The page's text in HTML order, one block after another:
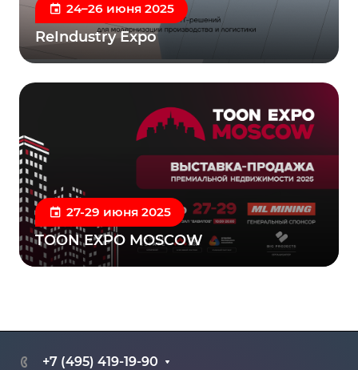
24–26 июня 2025
ReIndustry Expo
27-29 июня 2025
TOON EXPO MOSCOW
+7 (495) 419-19-90